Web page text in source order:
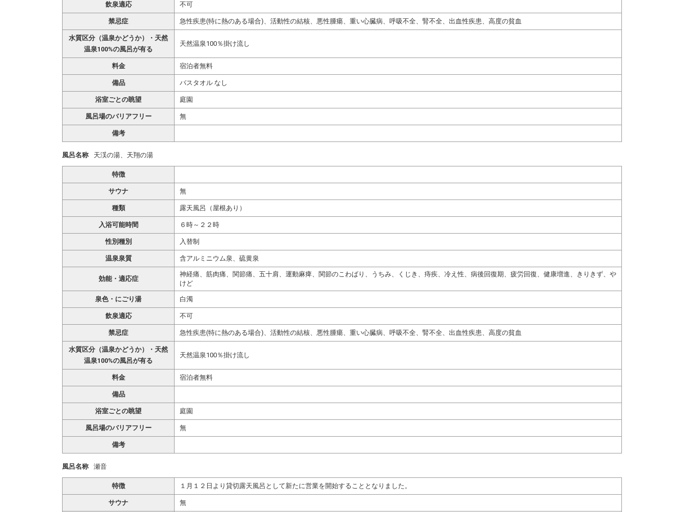
飲泉適応 不可
禁忌症 急性疾患(特に熱のある場合)、活動性の結核、悪性腫瘍、重い心臓病、呼吸不全、腎不全、出血性疾患、高度の貧血
水質区分（温泉かどうか）・天然
温泉100%の風呂が有る
天然温泉100％掛け流し
料金 宿泊者無料
備品 バスタオル なし
浴室ごとの眺望 庭園
風呂場のバリアフリー 無
備考
風呂名称 天渓の湯、天翔の湯
特徴
サウナ 無
種類 露天風呂（屋根あり）
入浴可能時間 ６時～２２時
性別種別 入替制
温泉泉質 含アルミニウム泉、硫黄泉
効能・適応症
神経痛、筋肉痛、関節痛、五十肩、運動麻痺、関節のこわばり、うちみ、くじき、痔疾、冷え性、病後回復期、疲労回復、健康増進、きりきず、や
けど
泉色・にごり湯 白濁
飲泉適応 不可
禁忌症 急性疾患(特に熱のある場合)、活動性の結核、悪性腫瘍、重い心臓病、呼吸不全、腎不全、出血性疾患、高度の貧血
水質区分（温泉かどうか）・天然
温泉100%の風呂が有る
天然温泉100％掛け流し
料金 宿泊者無料
備品
浴室ごとの眺望 庭園
風呂場のバリアフリー 無
備考
風呂名称 瀬音
特徴 １月１２日より貸切露天風呂として新たに営業を開始することとなりました。
サウナ 無